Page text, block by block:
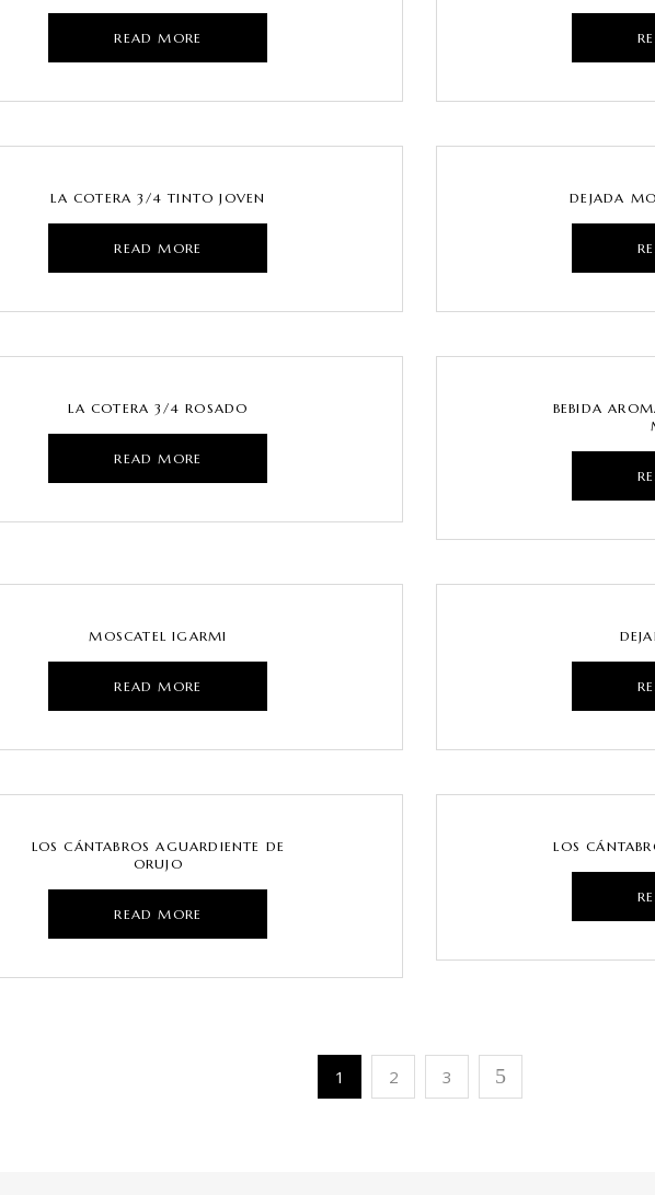
READ MORE
LA COTERA 3/4 TINTO JOVEN
READ MORE
DEJADA
LA COTERA 3/4 ROSADO
READ MORE
BEBIDA
MOSCATEL IGARMI
READ MORE
LOS CÁNTABROS AGUARDIENTE DE
ORUJO
READ MORE
LOS
1 2 3